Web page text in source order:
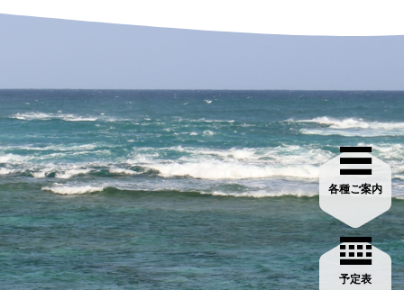
各種ご案内
予定表